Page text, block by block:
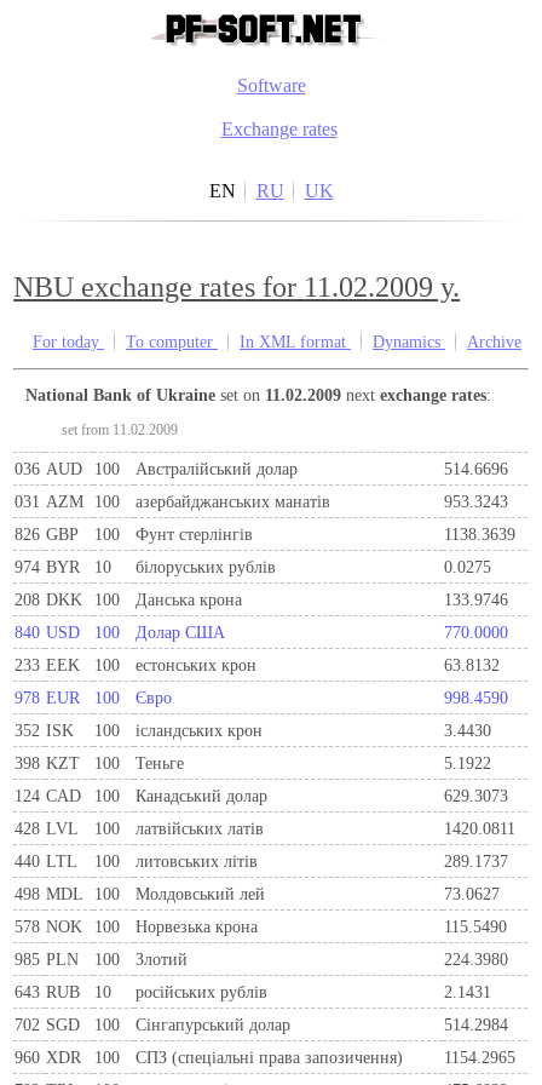
Software
Exchange rates
EN RU UK
NBU exchange rates for 11.02.2009 y.
For today To computer In XML format Dynamics Archive
National Bank of Ukraine set on 11.02.2009 nextexchange rates:
set from 11.02.2009
036 AUD 100 Австралійський долар
514.6696
031 AZM 100 азербайджанських манатів
953.3243
826 GBP 100 Фунт стерлінгів
1138.3639
974 BYR 10 білоруських рублів
0.0275
208 DKK 100 Данська крона
133.9746
840 USD 100 Долар США
770.0000
233 EEK 100 естонських крон
63.8132
978 EUR 100 Євро
998.4590
352 ISK 100 ісландських крон
3.4430
398 KZT 100 Теньге
5.1922
124 CAD 100 Канадський долар
629.3073
428 LVL 100 латвійських латів
1420.0811
440 LTL 100 литовських літів
289.1737
498 MDL 100 Молдовський лей
73.0627
578 NOK 100 Норвезька крона
115.5490
985 PLN 100 Злотий
224.3980
643 RUB 10 російських рублів
2.1431
702 SGD 100 Сінгапурський долар
514.2984
960 XDR 100 СПЗ (спеціальні права запозичення)
1154.2965